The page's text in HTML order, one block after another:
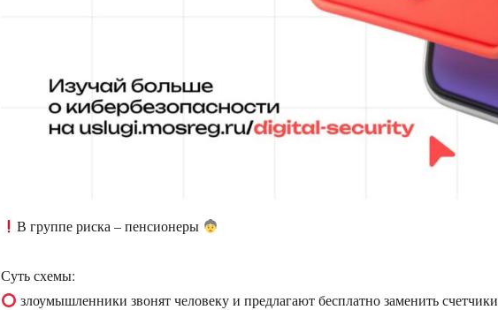
В группе риска – пенсионеры
Суть схемы:
злоумышленники звонят человеку и предлагают бесплатно заменить счетчики